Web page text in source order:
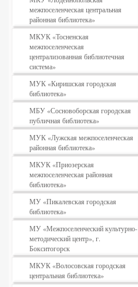
межпоселенческая центральная
районная библиотека»
МКУК «Тосненская
межпоселенческая
централизованная библиотечная
система»
МУК «Киришская городская
библиотека»
МБУ «Сосновоборская городская
публичная библиотека»
МУК «Лужская межпоселенческая
районная библиотека»
МКУК «Приозерская
межпоселенческая районная
библиотека»
МУ «Пикалевская городская
библиотека»
МУ «Межпоселенческий культурно-
методический центр», г.
Бокситогорск
МКУК «Волосовская городская
центральная библиотека»